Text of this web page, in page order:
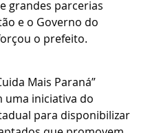
grandes parcerias
e o Governo do
o prefeito.
Mais Paraná”
uma iniciativa do
para disponibilizar